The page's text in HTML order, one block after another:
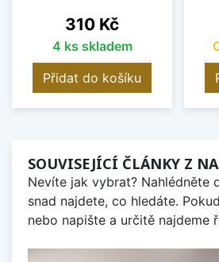
Cena
310 Kč
4 ks skladem
Přidat do košíku
SOUVISEJÍCÍ ČLÁNKY Z
Nevíte jak vybrat? Nahlédněte
snad najdete, co hledáte.
nebo napište a určitě najdeme